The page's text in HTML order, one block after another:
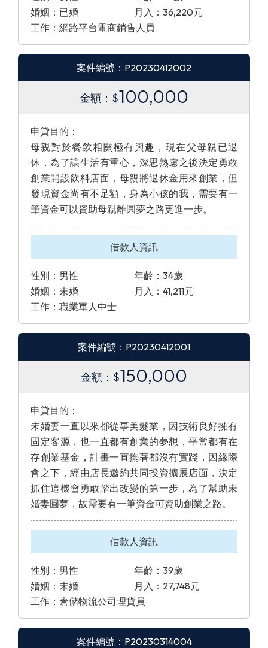
婚姻：已婚
月入：36,220元
工作：網路平台電商銷售人員
案件編號：P20230412002
金額：$100,000
申貸目的：
母親對於餐飲相關極有興趣，現在父母親已退
休，為了讓生活有重心，深思熟慮之後決定勇敢
創業開設飲料店面，母親將退休金用來創業，但
發現資金尚有不足額，身為小孩的我，需要有一
筆資金可以資助母親離圓夢之路更進一步。
借款人資訊
性別：男性
年齡：34歲
婚姻：未婚
月入：41,211元
工作：職業軍人中士
案件編號：P20230412001
金額：$150,000
申貸目的：
未婚妻一直以來都從事美髮業，因技術良好擁有
固定客源，也一直都有創業的夢想，平常都有在
存創業基金，計畫一直擺著都沒有實踐，因緣際
會之下，經由店長邀約共同投資擴展店面，決定
抓住這機會勇敢踏出改變的第一步，為了幫助未
婚妻圓夢，故需要有一筆資金可資助創業之路。
借款人資訊
性別：男性
年齡：39歲
婚姻：未婚
月入：27,748元
工作：倉儲物流公司理貨員
案件編號：P20230314004